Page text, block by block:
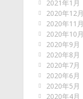
2021年1月
2020年12月
2020年11月
2020年10月
2020年9月
2020年8月
2020年7月
2020年6月
2020年5月
2020年4月